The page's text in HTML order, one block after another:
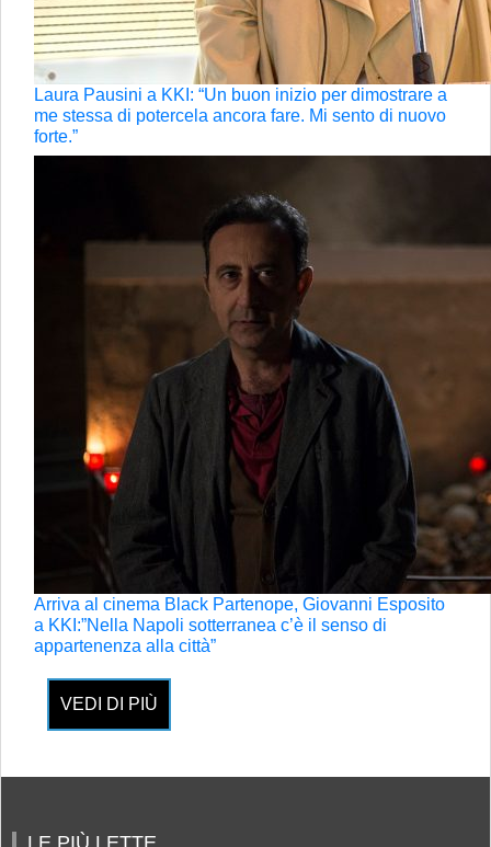
Laura Pausini a KKI: “Un buon inizio per dimostrare a
me stessa di potercela ancora fare. Mi sento di nuovo
forte.”
Arriva al cinema Black Partenope, Giovanni Esposito
a KKI:”Nella Napoli sotterranea c’è il senso di
appartenenza alla città”
VEDI DI PIÙ
LE PIÙ LETTE